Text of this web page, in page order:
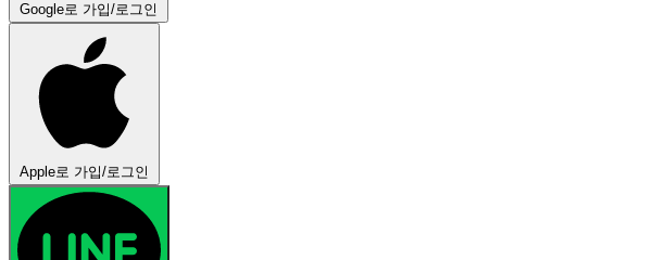
Google로 가입/로그인
Apple로 가입/로그인